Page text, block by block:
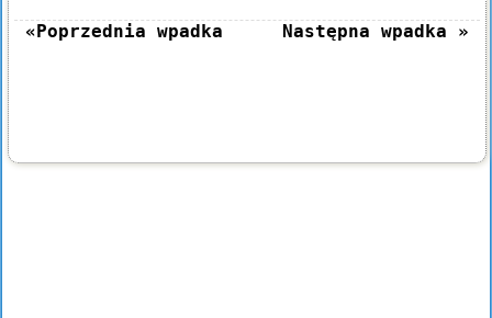
«Poprzednia wpadka Następna wpadka »